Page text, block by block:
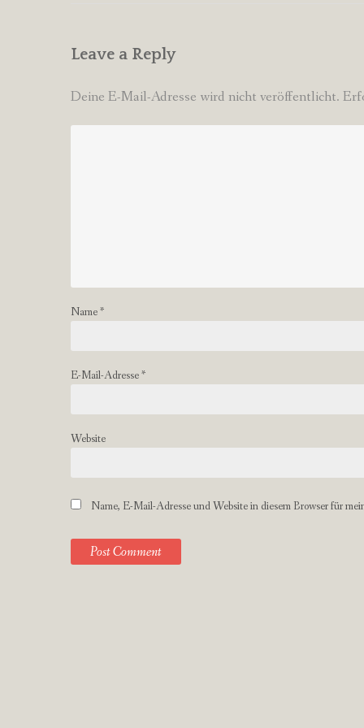
Leave a Reply
Deine E-Mail-Adresse wird nicht veröffentlicht.
Name*
E-Mail-Adresse*
Website
Name, E-Mail-Adresse und Website in diesem Browser für